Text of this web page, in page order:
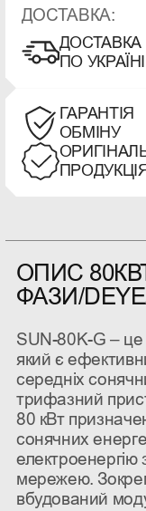
ДОСТАВКА:
ДОСТАВКА
ПО УКРАЇНІ
ГАРАНТІЯ
ОБМІНУ
ПРОДУКЦІЯ
ОПИС
ФАЗИ/
SUN-80K-G – це
який є
середніх
трифазний
80 кВт
сонячних
електроенергію
мережею.
вбудований